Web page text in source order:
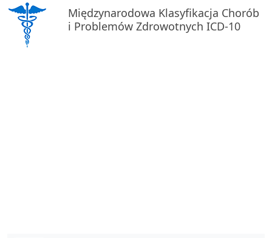
Międzynarodowa Klasyfikacja Chorób
i Problemów Zdrowotnych ICD-10